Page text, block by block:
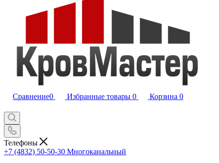
Сравнение0 Избранные товары 0 Корзина 0
Телефоны
+7 (4832) 50-50-30 Многоканальный